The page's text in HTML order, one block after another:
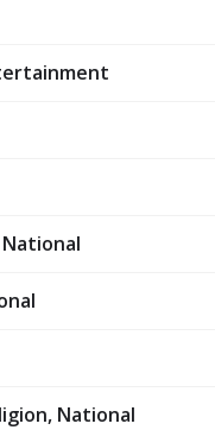
National
National